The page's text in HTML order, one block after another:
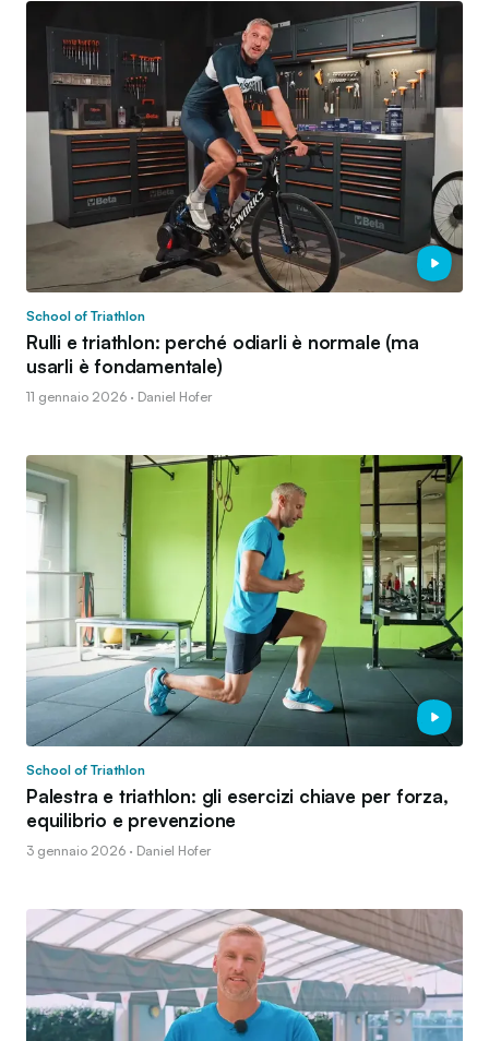
School of Triathlon
Rulli e triathlon: perché odiarli è normale (ma
usarli è fondamentale)
11 gennaio 2026 · Daniel Hofer
School of Triathlon
Palestra e triathlon: gli esercizi chiave per forza,
equilibrio e prevenzione
3 gennaio 2026 · Daniel Hofer